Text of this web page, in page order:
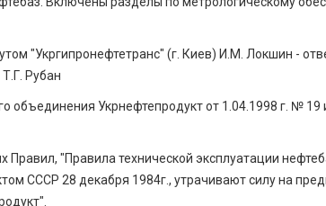
"Укргипронефтетранс" (г. Киев) И.М. Локшин -
Рубан
объединения Укрнефтепродукт от 1.04.1998 г. № 19
"Правила технической эксплуатации
СССР 28 декабря 1984г., утрачивают силу на